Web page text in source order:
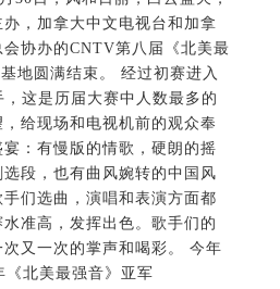
，加拿大中文电视台和加拿
协办的CNTV第八届《北美最
地圆满结束。 经过初赛进入
这是历届大赛中人数最多的
给现场和电视机前的观众奉
：有慢版的情歌，硬朗的摇
段，也有曲风婉转的中国风
们选曲，演唱和表演方面都
准高，发挥出色。歌手们的
又一次的掌声和喝彩。 今年
《北美最强音》亚军